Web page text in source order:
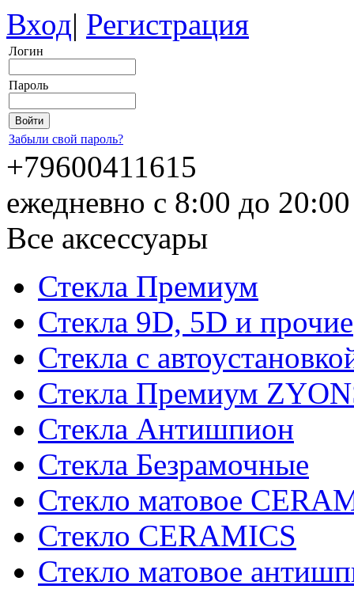
Вход| Регистрация
Логин
Пароль
Забыли свой пароль?
+79600411615
ежедневно с 8:00 до
Все аксессуары
Стекла Премиум
Стекла 9D, 5D и прочие
Стекла с
Стекла Премиум
Стекла Антишпион
Стекла Безрамочные
Стекло матовое
Стекло CERAMICS
Стекло матовое